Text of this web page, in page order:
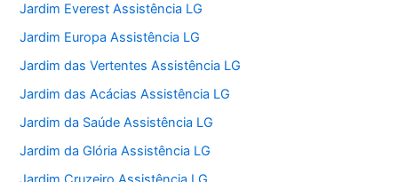
Jardim Everest Assistência LG
Jardim Europa Assistência LG
Jardim das Vertentes Assistência LG
Jardim das Acácias Assistência LG
Jardim da Saúde Assistência LG
Jardim da Glória Assistência LG